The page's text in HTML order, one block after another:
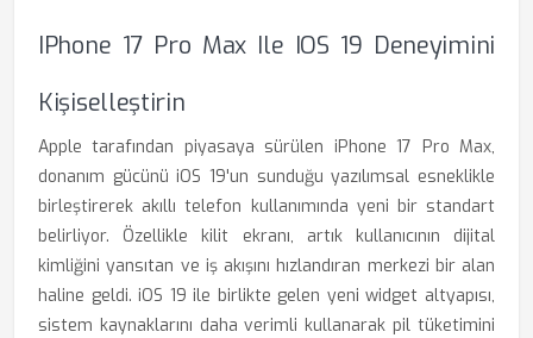
IPhone 17 Pro Max Ile IOS 19 Deneyimini
Kişiselleştirin
Apple tarafından piyasaya sürülen iPhone 17 Pro Max,
donanım gücünü iOS 19'un sunduğu yazılımsal esneklikle
birleştirerek akıllı telefon kullanımında yeni bir standart
belirliyor. Özellikle kilit ekranı, artık kullanıcının dijital
kimliğini yansıtan ve iş akışını hızlandıran merkezi bir alan
haline geldi. iOS 19 ile birlikte gelen yeni widget altyapısı,
sistem kaynaklarını daha verimli kullanarak pil tüketimini